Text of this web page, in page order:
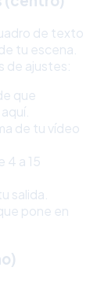
de texto
tu escena.
de ajustes:
que
de tu vídeo
4 a 15
salida.
pone en